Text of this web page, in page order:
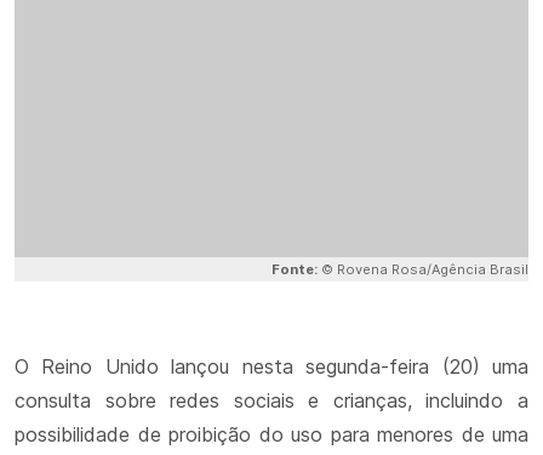
Fonte: © Rovena Rosa/Agência Brasil
O Reino Unido lançou nesta segunda-feira (20) uma
consulta sobre redes sociais e crianças, incluindo a
possibilidade de proibição do uso para menores de uma